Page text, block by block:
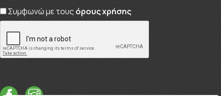
Συμφωνώ με τους όρους χρήσης